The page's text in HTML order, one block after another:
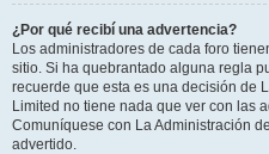
¿Por qué recibí una advertencia?
Los administradores de cada foro
sitio. Si ha quebrantado alguna regla
recuerde que esta es una decisión de
Limited no tiene nada que ver con las
Comuníquese con La Administración
advertido.